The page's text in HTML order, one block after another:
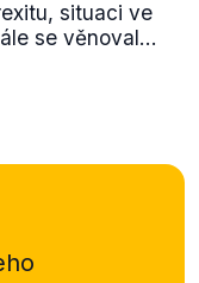
situaci ve
se věnoval...